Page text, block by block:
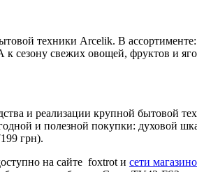
техники Arcelik. В
свежих овощей, фруктов и
и реализации крупной бытовой
и полезной покупки: духовой
грн).
на сайте foxtrot и сети